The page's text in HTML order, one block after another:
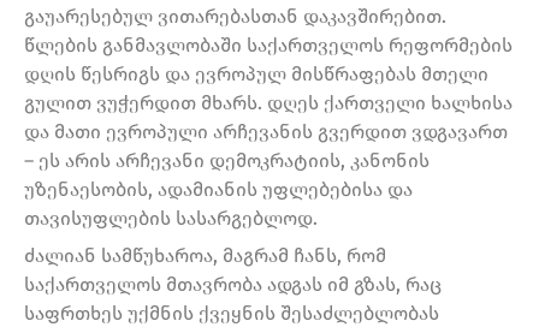
გაუარესებულ ვითარებასთან დაკავშირებით.
წლების განმავლობაში საქართველოს რეფორმების
დღის წესრიგს და ევროპულ მისწრაფებას მთელი
გულით ვუჭერდით მხარს. დღეს ქართველი ხალხისა
და მათი ევროპული არჩევანის გვერდით ვდგავართ
– ეს არის არჩევანი დემოკრატიის, კანონის
უზენაესობის, ადამიანის უფლებებისა და
თავისუფლების სასარგებლოდ.
ძალიან სამწუხაროა, მაგრამ ჩანს, რომ
საქართველოს მთავრობა ადგას იმ გზას, რაც
საფრთხეს უქმნის ქვეყნის შესაძლებლობას